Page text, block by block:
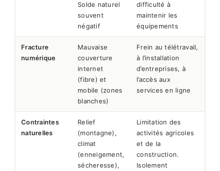
Solde naturel
souvent
négatif
difficulté à
maintenir les
équipements
Fracture
numérique
Mauvaise
couverture
internet
(fibre) et
mobile (zones
blanches)
Frein au télétravail,
à l’installation
d’entreprises, à
l’accès aux
services en ligne
Contraintes
naturelles
Relief
(montagne),
climat
(enneigement,
sécheresse),
Limitation des
activités agricoles
et de la
construction.
Isolement